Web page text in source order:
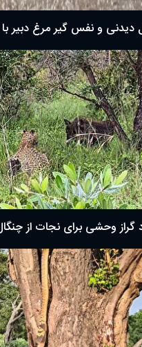
دیدنی و نفس گیر مرغ دبیر
گراز وحشی برای نجات از